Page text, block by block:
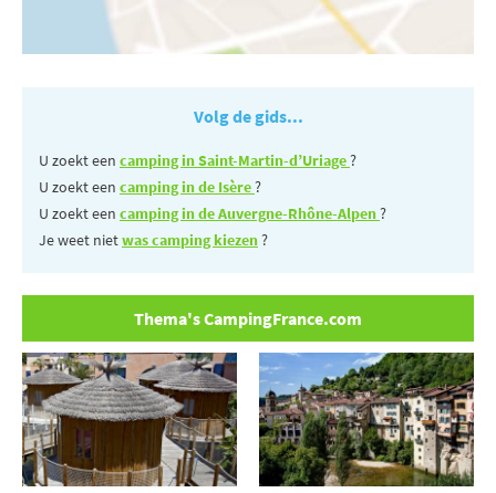
Volg de gids...
U zoekt een camping in Saint-Martin-d’Uriage?
U zoekt een camping in de Isère?
U zoekt een camping in de Auvergne-Rhône-Alpen?
Je weet nietwas camping kiezen?
Thema's CampingFrance.com